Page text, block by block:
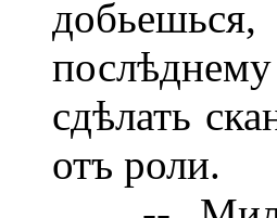
сдѣлать
отъ роли.